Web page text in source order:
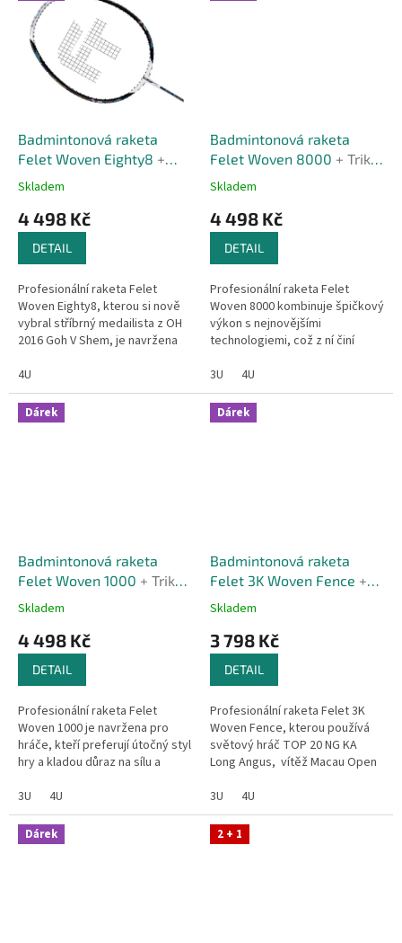
Badmintonová raketa
Felet Woven Eighty8 +
Triko zdarma
Skladem
4 498 Kč
DETAIL
Profesionální raketa Felet
Woven Eighty8, kterou si nově
vybral stříbrný medailista z OH
2016 Goh V Shem, je navržena
kladou důraz na...
4U
Badmintonová raketa
Felet Woven 8000 + Triko
zdarma
Skladem
4 498 Kč
DETAIL
Profesionální raketa Felet
Woven 8000 kombinuje špičkový
výkon s nejnovějšími
technologiemi, což z ní činí
hledají sílu i přesnost. Rám typu
Armor...
3U 4U
Dárek
Badmintonová raketa
Felet Woven 1000 + Triko
zdarma
Skladem
4 498 Kč
DETAIL
Profesionální raketa Felet
Woven 1000 je navržena pro
hráče, kteří preferují útočný styl
hry a kladou důraz na sílu a
rámu typu Isotech, který...
3U 4U
Dárek
Badmintonová raketa
Felet 3K Woven Fence +
Triko zdarma
Skladem
3 798 Kč
DETAIL
Profesionální raketa Felet 3K
Woven Fence, kterou používá
světový hráč TOP 20 NG KA
Long Angus, vítěž Macau Open
2024,...
3U 4U
Dárek 2 + 1